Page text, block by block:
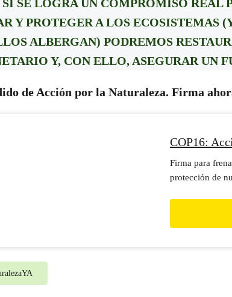
SE LOGRA UN COMPROMISO REAL
Y PROTEGER A LOS ECOSISTEMAS
ALBERGAN) PODREMOS
Y, CON ELLO, ASEGURAR UN
de Acción por la Naturaleza. Firma
COP16:
Firma para
protección de